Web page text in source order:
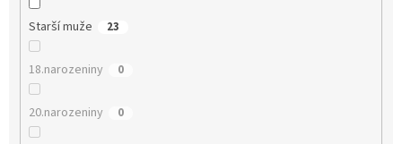
Starší muže 23
18.narozeniny 0
20.narozeniny 0